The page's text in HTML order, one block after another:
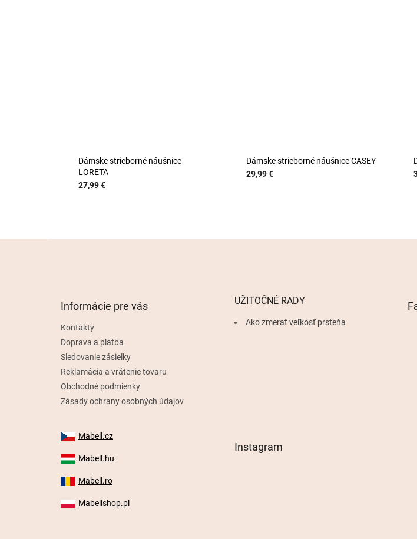
Dámske strieborné náušnice
LORETA
27,99 €
Dámske strieborné náušnice CASEY
29,99 €
Informácie pre vás
Kontakty
Doprava a platba
Sledovanie zásielky
Reklamácia a vrátenie tovaru
Obchodné podmienky
Zásady ochrany osobných údajov
UŽITOČNÉ RADY
Ako zmerať veľkosť prsteňa
Mabell.cz
Mabell.hu
Mabell.ro
Mabellshop.pl
Instagram